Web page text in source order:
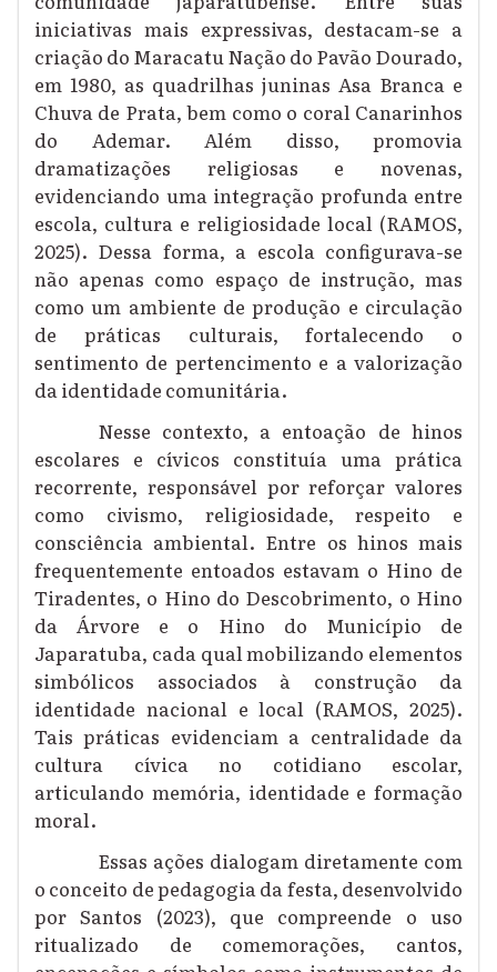
iniciativas mais expressivas, destacam-se a
criação do Maracatu Nação do Pavão Dourado,
em 1980, as quadrilhas juninas Asa Branca e
Chuva de Prata, bem como o coral Canarinhos
do Ademar. Além disso, promovia
dramatizações religiosas e novenas,
evidenciando uma integração profunda entre
escola, cultura e religiosidade local (RAMOS,
2025). Dessa forma, a escola configurava-se
não apenas como espaço de instrução, mas
como um ambiente de produção e circulação
de práticas culturais, fortalecendo o
sentimento de pertencimento e a valorização
da identidade comunitária.
Nesse contexto, a entoação de hinos
escolares e cívicos constituía uma prática
recorrente, responsável por reforçar valores
como civismo, religiosidade, respeito e
consciência ambiental. Entre os hinos mais
frequentemente entoados estavam o Hino de
Tiradentes, o Hino do Descobrimento, o Hino
da Árvore e o Hino do Município de
Japaratuba, cada qual mobilizando elementos
simbólicos associados à construção da
identidade nacional e local (RAMOS, 2025).
Tais práticas evidenciam a centralidade da
cultura cívica no cotidiano escolar,
articulando memória, identidade e formação
moral.
Essas ações dialogam diretamente com
o conceito de pedagogia da festa, desenvolvido
por Santos (2023), que compreende o uso
ritualizado de comemorações, cantos,